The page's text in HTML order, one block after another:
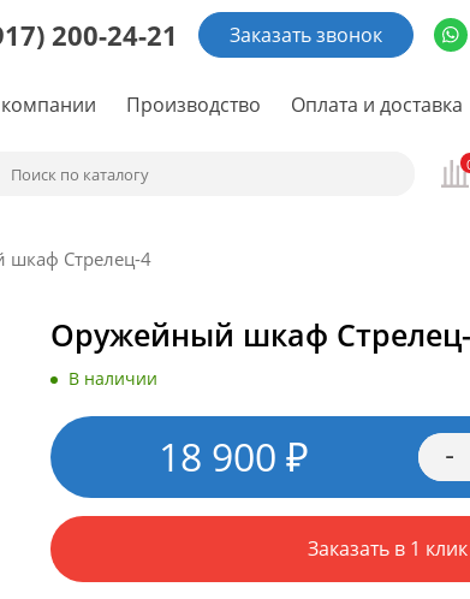
200-24-21 Заказать звонок
Производство Оплата и доставка
Стрелец-4
Оружейный шкаф
В наличии
18 900 ₽
Заказать в 1 клик